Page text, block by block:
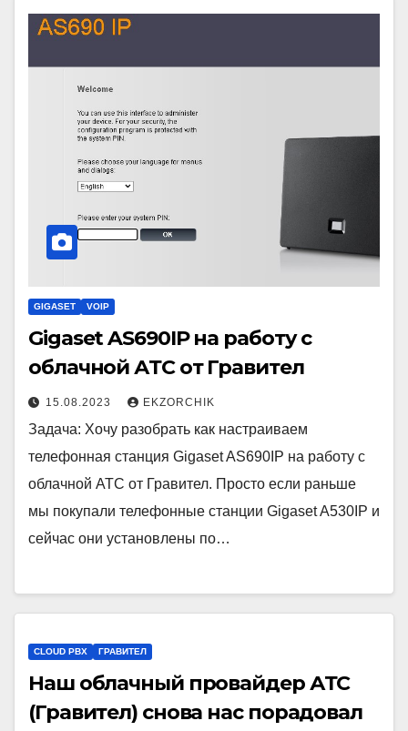
GIGASET VOIP
Gigaset AS690IP на работу с
облачной АТС от Гравител
15.08.2023 EKZORCHIK
Задача: Хочу разобрать как настраиваем
телефонная станция Gigaset AS690IP на работу с
облачной АТС от Гравител. Просто если раньше
мы покупали телефонные станции Gigaset A530IP и
сейчас они установлены по…
CLOUD PBX ГРАВИТЕЛ
Наш облачный провайдер АТС
(Гравител) снова нас порадовал